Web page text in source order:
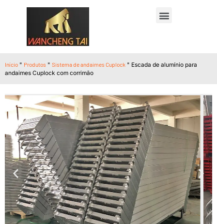
Início " Produtos " Sistema de andaimes Cuplock " Escada de alumínio para
andaimes Cuplock com corrimão